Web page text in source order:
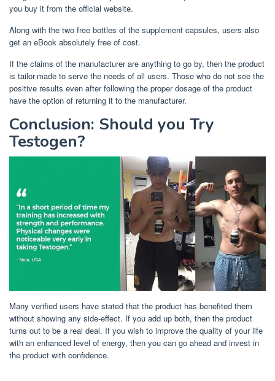
you buy it from the official website.
Along with the two free bottles of the supplement capsules, users also
get an eBook absolutely free of cost.
If the claims of the manufacturer are anything to go by, then the product
is tailor-made to serve the needs of all users. Those who do not see the
positive results even after following the proper dosage of the product
have the option of returning it to the manufacturer.
Conclusion: Should you Try
Testogen?
Many verified users have stated that the product has benefited them
without showing any side-effect. If you add up both, then the product
turns out to be a real deal. If you wish to improve the quality of your life
with an enhanced level of energy, then you can go ahead and invest in
the product with confidence.